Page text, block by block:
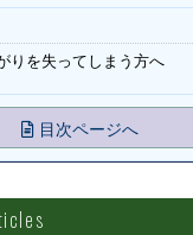
りを失ってしまう方へ
目次ページへ